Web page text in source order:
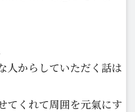
人からしていただく話は
てくれて周囲を元氣にす